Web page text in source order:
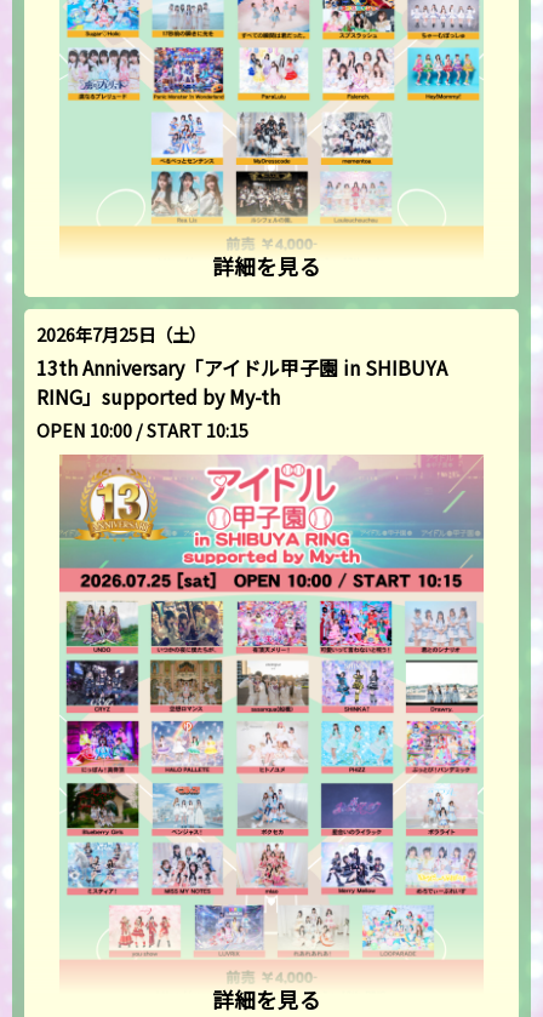
詳細を見る
2026年7月25日（土）
13th Anniversary「アイドル甲子園 in SHIBUYA
RING」supported by My-th
OPEN 10:00 / START 10:15
詳細を見る